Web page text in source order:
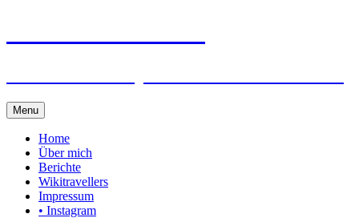
Menu Skip
to
content
Home
Über mich
Berichte
Wikitravellers
Impressum
• Instagram